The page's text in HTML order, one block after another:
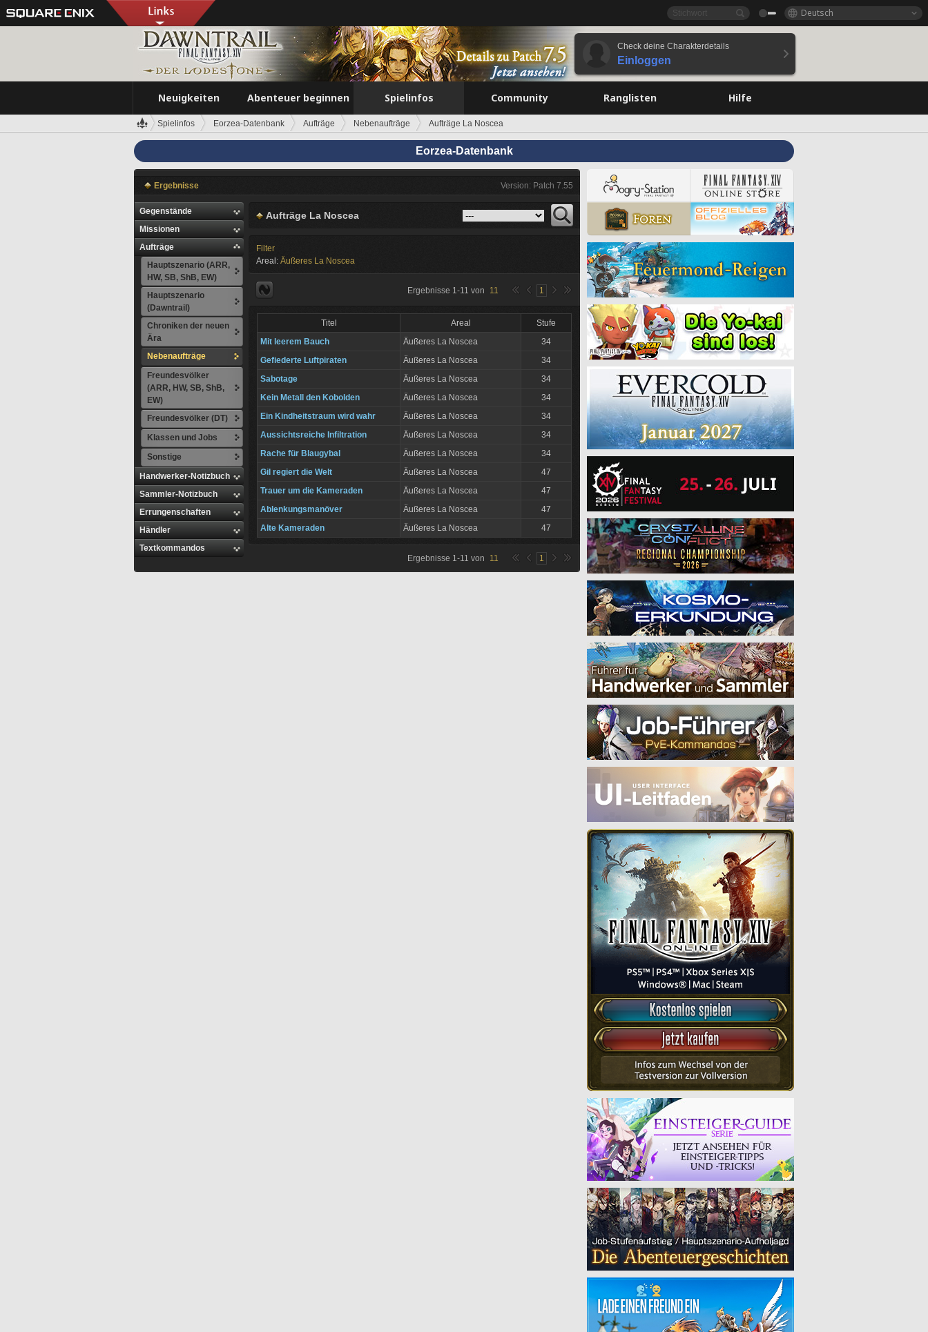
Deutsch
Check deine Charakterdetails
Einloggen
Neuigkeiten Abenteuer beginnen Spielinfos Community Ranglisten Hilfe
Spielinfos Eorzea-Datenbank Aufträge Nebenaufträge Aufträge La Noscea
Eorzea-Datenbank
Ergebnisse Version: Patch 7.55
Gegenstände
Missionen
Aufträge
Hauptszenario (ARR,
HW, SB, ShB, EW)
Hauptszenario
(Dawntrail)
Chroniken der neuen
Ära
Nebenaufträge
Freundesvölker
(ARR, HW, SB, ShB,
EW)
Freundesvölker (DT)
Klassen und Jobs
Sonstige
Handwerker-Notizbuch
Sammler-Notizbuch
Errungenschaften
Händler
Textkommandos
Aufträge La Noscea
Filter
Areal: Äußeres La Noscea
Ergebnisse 1-11 von 11 1
Titel Areal
Stufe
Mit leerem Bauch
Äußeres La Noscea
34
Gefiederte Luftpiraten
Äußeres La Noscea
34
Sabotage
Äußeres La Noscea
34
Kein Metall den Kobolden
Äußeres La Noscea
34
Ein Kindheitstraum wird wahr
Äußeres La Noscea
34
Aussichtsreiche Infiltration
Äußeres La Noscea
34
Rache für Blaugybal
Äußeres La Noscea
34
Gil regiert die Welt
Äußeres La Noscea
47
Trauer um die Kameraden
Äußeres La Noscea
47
Ablenkungsmanöver
Äußeres La Noscea
47
Alte Kameraden
Äußeres La Noscea 47
Ergebnisse 1-11 von 11 1